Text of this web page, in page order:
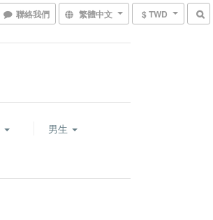
聯絡我們 繁體中文 $ TWD
男生